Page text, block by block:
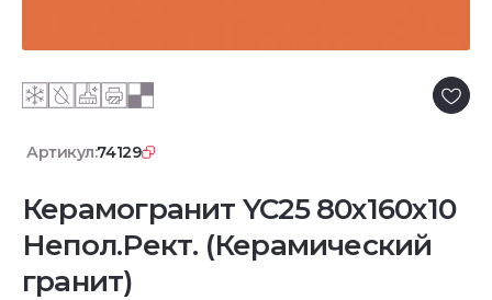
Артикул:74129
Керамогранит YC25 80x160x10
Непол.Рект. (Керамический
гранит)